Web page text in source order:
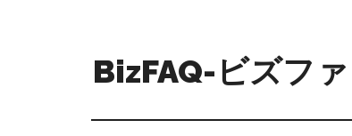
BizFAQ-ビズフ